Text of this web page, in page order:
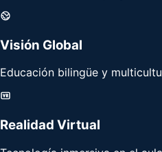
Visión Global
Educación bilingüe y
Realidad Virtual